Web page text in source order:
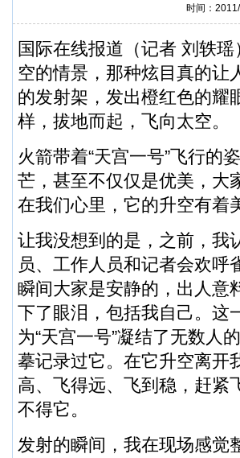
时间：
国际在线报道（记者 刘轶
空的情景，那种炫目真的让
的发射架，发出橙红色的耀
样，拔地而起，飞向太空。
火箭带着“天宫一号”飞行的
芒，甚至不仅仅是优美，大
在我们心里，它的升空有着
让我没想到的是，之前，我
员、工作人员和记者会欢呼
瞬间大家是安静的，出人意
下了眼泪，包括我自己。这
为“天宫一号”凝结了无数人
摹记录过它。在它升空离开
高、飞得远、飞到稳，赶紧
不得它。
发射的瞬间，我在现场感觉